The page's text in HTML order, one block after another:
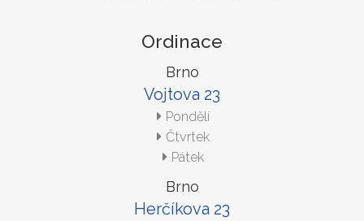
Ordinace
Brno
Vojtova 23
Pondělí
Čtvrtek
Pátek
Brno
Herčíkova 23